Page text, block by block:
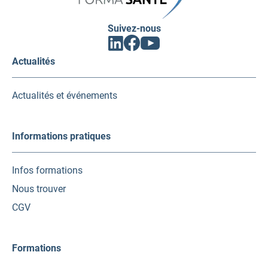
Suivez-nous
Linkedin
(ouvrir
nouvel
Facebook
(ouvrir
nouvel
Youtube
(ouvrir
nouvel
Actualités
Actualités et événements
Informations pratiques
Infos formations
Nous trouver
CGV
Formations